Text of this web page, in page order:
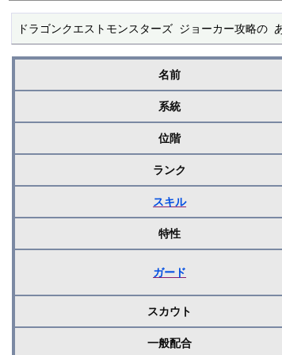
ドラゴンクエストモンスターズ ジョーカー攻略の
名前
系統
位階
ランク
スキル
特性
ガード
スカウト
一般配合